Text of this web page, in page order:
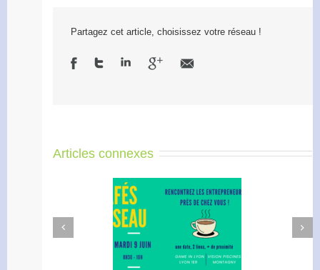
Partagez cet article, choisissez votre réseau !
Articles connexes
Réseau : créez votre
Apéro Réseau des
entrepreneurs
Previous
Next